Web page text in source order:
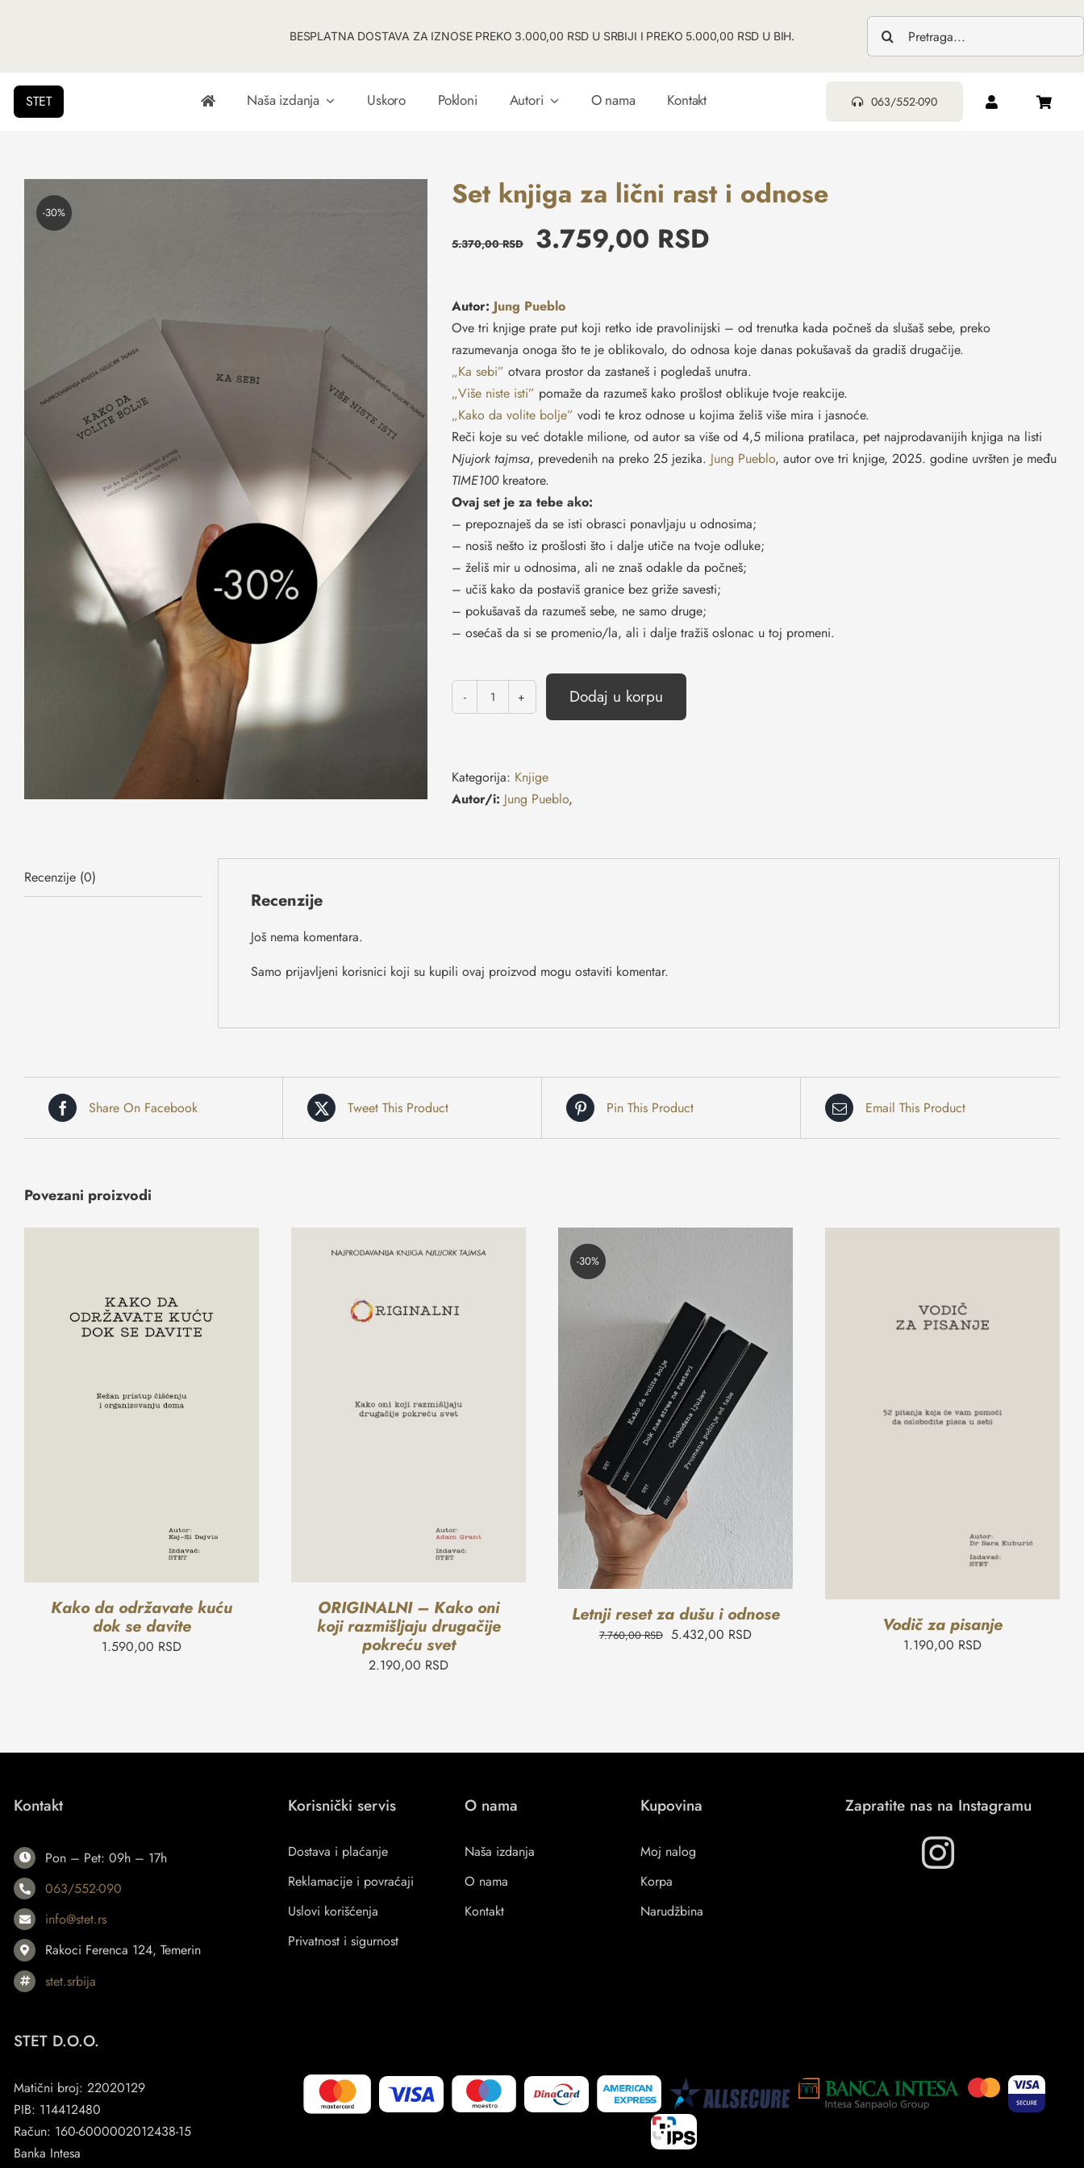
BESPLATNA DOSTAVA ZA IZNOSE PREKO 3.000,00 RSD U SRBIJI I PREKO 5.000,00 RSD U BIH.
STET Naša izdanja Uskoro Pokloni Autori O nama Kontakt 063/552-090
-30%
Set knjiga za lični rast i odnose
5.370,00RSD 3.759,00 RSD
Autor: Jung Pueblo
Ove tri knjige prate put koji retko ide pravolinijski – od trenutka kada počneš da slušaš sebe, preko
razumevanja onoga što te je oblikovalo, do odnosa koje danas pokušavaš da gradiš drugačije.
„Ka sebi” otvara prostor da zastaneš i pogledaš unutra.
„Više niste isti” pomaže da razumeš kako prošlost oblikuje tvoje reakcije.
„Kako da volite bolje” vodi te kroz odnose u kojima želiš više mira i jasnoće.
Reči koje su već dotakle milione, od autor sa više od 4,5 miliona pratilaca, pet najprodavanijih knjiga na listi
Njujork tajmsa, prevedenih na preko 25 jezika. Jung Pueblo, autor ove tri knjige, 2025. godine uvršten je među
TIME100kreatore.
Ovaj set je za tebe ako:
– prepoznaješ da se isti obrasci ponavljaju u odnosima;
– nosiš nešto iz prošlosti što i dalje utiče na tvoje odluke;
– želiš mir u odnosima, ali ne znaš odakle da počneš;
– učiš kako da postaviš granice bez griže savesti;
– pokušavaš da razumeš sebe, ne samo druge;
– osećaš da si se promenio/la, ali i dalje tražiš oslonac u toj promeni.
Dodaj u korpu
Kategorija: Knjige
Autor/i: Jung Pueblo,
Recenzije (0)
Recenzije
Još nema komentara.
Samo prijavljeni korisnici koji su kupili ovaj proizvod mogu ostaviti komentar.
Share On Facebook Tweet This Product Pin This Product Email This Product
Povezani proizvodi
Kako da održavate kuću
dok se davite
1.590,00 RSD
ORIGINALNI – Kako oni
koji razmišljaju drugačije
pokreću svet
2.190,00 RSD
-30%
Letnji reset za dušu i odnose
7.760,00RSD 5.432,00 RSD Vodič za pisanje
1.190,00 RSD
Kontakt
Pon – Pet: 09h – 17h
063/552-090
info@stet.rs
Rakoci Ferenca 124, Temerin
stet.srbija
Korisnički servis
Dostava i plaćanje
Reklamacije i povraćaji
Uslovi korišćenja
Privatnost i sigurnost
O nama
Naša izdanja
O nama
Kontakt
Kupovina
Moj nalog
Korpa
Narudžbina
Zapratite nas na Instagramu
STET D.O.O.
Matični broj: 22020129
PIB: 114412480
Račun: 160-6000002012438-15
Banka Intesa